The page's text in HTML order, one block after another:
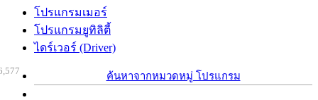
โปรแกรมเมอร์
โปรแกรมยูทิลิตี้
ไดร์เวอร์ (Driver)
ค้นหาจากหมวดหมู่ โปรแกรม